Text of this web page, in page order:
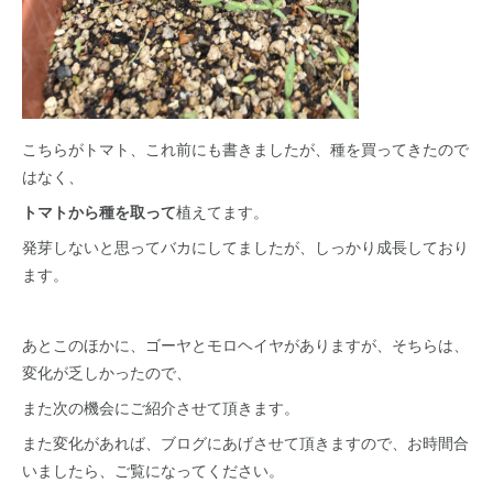
こちらがトマト、これ前にも書きましたが、種を買ってきたので
はなく、
トマトから種を取って植えてます。
発芽しないと思ってバカにしてましたが、しっかり成長しており
ます。
あとこのほかに、ゴーヤとモロヘイヤがありますが、そちらは、
変化が乏しかったので、
また次の機会にご紹介させて頂きます。
また変化があれば、ブログにあげさせて頂きますので、お時間合
いましたら、ご覧になってください。